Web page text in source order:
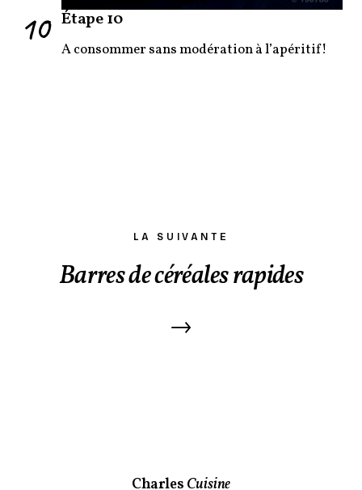
10 Étape 10
A consommer sans modération à l’apéritif!
LA SUIVANTE
Barres de céréales rapides
→
Charles Cuisine